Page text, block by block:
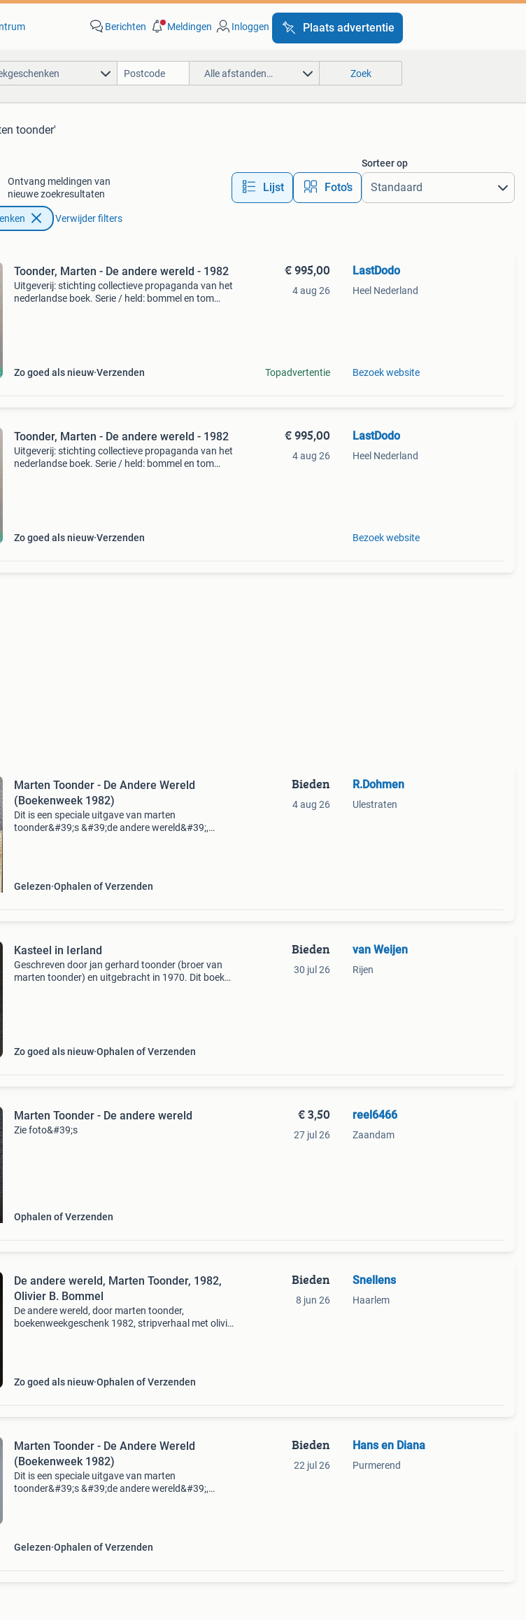
Berichten Meldingen Inloggen Plaats advertentie
Alle afstanden… Zoek
toonder'
Ontvang meldingen van
nieuwe zoekresultaten
Lijst Foto’s
Sorteer op
Verwijder filters
Toonder, Marten - De andere wereld - 1982
Uitgeverij: stichting collectieve propaganda van het
nederlandse boek. Serie / held: bommel en tom
Zo goed als nieuw Verzenden
€ 995,00
4 aug 26
Topadvertentie
LastDodo
Heel Nederland
Bezoek website
Toonder, Marten - De andere wereld - 1982
Uitgeverij: stichting collectieve propaganda van het
nederlandse boek. Serie / held: bommel en tom
Zo goed als nieuw Verzenden
€ 995,00
4 aug 26
LastDodo
Heel Nederland
Bezoek website
Marten Toonder - De Andere Wereld
(Boekenweek 1982)
Dit is een speciale uitgave van marten
toonder&#39;s &#39;de andere wereld&#39;,
Gelezen Ophalen of Verzenden
Bieden
4 aug 26
R.Dohmen
Ulestraten
Kasteel in Ierland
Geschreven door jan gerhard toonder (broer van
marten toonder) en uitgebracht in 1970. Dit boek
Zo goed als nieuw Ophalen of Verzenden
Bieden
30 jul 26
van Weijen
Rijen
Marten Toonder - De andere wereld
Zie foto&#39;s
Ophalen of Verzenden
€ 3,50
27 jul 26
reel6466
Zaandam
De andere wereld, Marten Toonder, 1982,
Olivier B. Bommel
De andere wereld, door marten toonder,
boekenweekgeschenk 1982, stripverhaal met olivier
Zo goed als nieuw Ophalen of Verzenden
Bieden
8 jun 26
Snellens
Haarlem
Marten Toonder - De Andere Wereld
(Boekenweek 1982)
Dit is een speciale uitgave van marten
toonder&#39;s &#39;de andere wereld&#39;,
Gelezen Ophalen of Verzenden
Bieden
22 jul 26
Hans en Diana
Purmerend